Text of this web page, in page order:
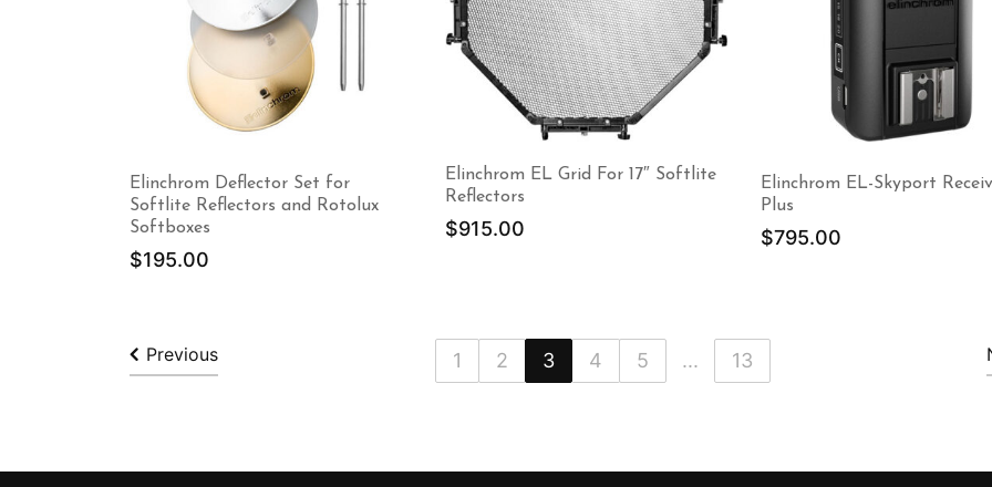
Elinchrom Deflector Set for
Softlite Reflectors and Rotolux
Softboxes
$195.00
Elinchrom EL Grid For 17″ Softlite
Reflectors
$915.00
Elinchrom EL-Skyport
Plus
$795.00
Previous 1 2 3 4 5 ... 13